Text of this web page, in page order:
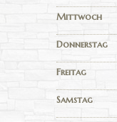
Mittwoch
Donnerstag
Freitag
Samstag